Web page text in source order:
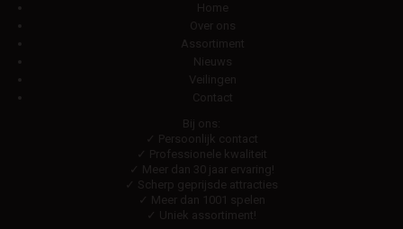
Home
Over ons
Assortiment
Nieuws
Veilingen
Contact
Bij ons:
✓ Persoonlijk contact
✓ Professionele kwaliteit
✓ Meer dan 30 jaar ervaring!
✓ Scherp geprijsde attracties
✓ Meer dan 1001 spelen
✓ Uniek assortiment!